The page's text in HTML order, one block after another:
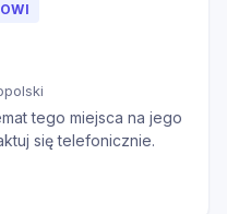
tego miejsca na jego
się telefonicznie.